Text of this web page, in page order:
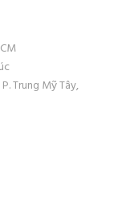
Trung Mỹ Tây,